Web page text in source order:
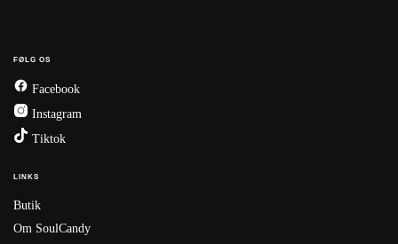
FØLG OS
Facebook
Instagram
Tiktok
LINKS
Butik
Om SoulCandy